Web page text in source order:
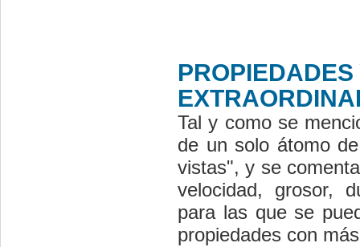
Tal y como se
de un solo átomo
vistas", y se
velocidad, grosor,
para las que se
propiedades con